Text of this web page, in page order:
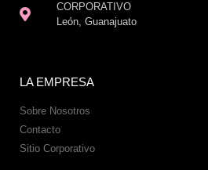
CORPORATIVO
León, Guanajuato
LA EMPRESA
Sobre Nosotros
Contacto
Sitio Corporativo